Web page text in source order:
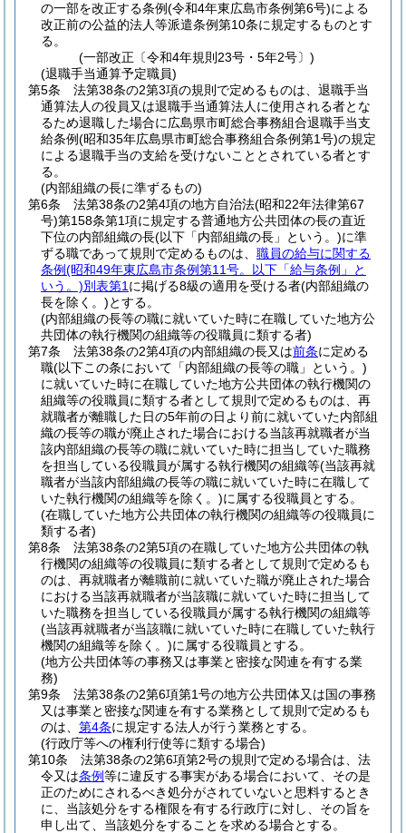
の一部を改正する条例(令和4年東広島市条例第6号)による
改正前の公益的法人等派遣条例第10条に規定するものとす
る。
(一部改正〔令和4年規則23号・5年2号〕)
(退職手当通算予定職員)
第5条
法第38条の2第3項の規則で定めるものは、退職手当
通算法人の役員又は退職手当通算法人に使用される者とな
るため退職した場合に広島県市町総合事務組合退職手当支
給条例(昭和35年広島県市町総合事務組合条例第1号)の規定
による退職手当の支給を受けないこととされている者とす
る。
(内部組織の長に準ずるもの)
第6条
法第38条の2第4項の地方自治法(昭和22年法律第67
号)第158条第1項に規定する普通地方公共団体の長の直近
下位の内部組織の長(以下「内部組織の長」という。)に準
ずる職であって規則で定めるものは、 職員の給与に関する
条例(昭和49年東広島市条例第11号。以下「給与条例」と
いう。)別表第1 に掲げる8級の適用を受ける者(内部組織の
長を除く。)とする。
(内部組織の長等の職に就いていた時に在職していた地方公
共団体の執行機関の組織等の役職員に類する者)
第7条
法第38条の2第4項の内部組織の長又は前条に定める
職(以下この条において「内部組織の長等の職」という。)
に就いていた時に在職していた地方公共団体の執行機関の
組織等の役職員に類する者として規則で定めるものは、再
就職者が離職した日の5年前の日より前に就いていた内部組
織の長等の職が廃止された場合における当該再就職者が当
該内部組織の長等の職に就いていた時に担当していた職務
を担当している役職員が属する執行機関の組織等(当該再就
職者が当該内部組織の長等の職に就いていた時に在職して
いた執行機関の組織等を除く。)に属する役職員とする。
(在職していた地方公共団体の執行機関の組織等の役職員に
類する者)
第8条
法第38条の2第5項の在職していた地方公共団体の執
行機関の組織等の役職員に類する者として規則で定めるも
のは、再就職者が離職前に就いていた職が廃止された場合
における当該再就職者が当該職に就いていた時に担当して
いた職務を担当している役職員が属する執行機関の組織等
(当該再就職者が当該職に就いていた時に在職していた執行
機関の組織等を除く。)に属する役職員とする。
(地方公共団体等の事務又は事業と密接な関連を有する業
務)
第9条
法第38条の2第6項第1号の地方公共団体又は国の事務
又は事業と密接な関連を有する業務として規則で定めるも
のは、 第4条に規定する法人が行う業務とする。
(行政庁等への権利行使等に類する場合)
第10条
法第38条の2第6項第2号の規則で定める場合は、法
令又は条例等に違反する事実がある場合において、その是
正のためにされるべき処分がされていないと思料するとき
に、当該処分をする権限を有する行政庁に対し、その旨を
申し出て、当該処分をすることを求める場合とする。